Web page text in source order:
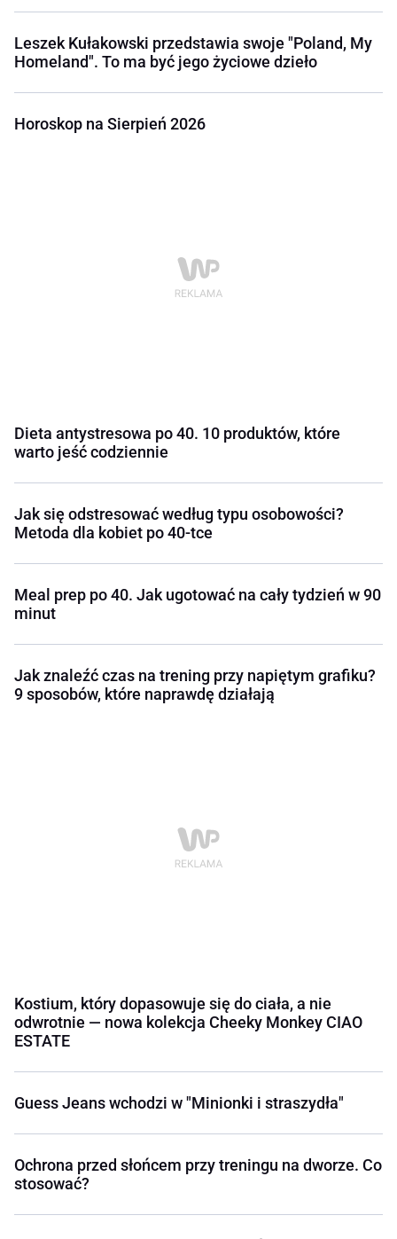
Leszek Kułakowski przedstawia swoje "Poland, My
Homeland". To ma być jego życiowe dzieło
Horoskop na Sierpień 2026
Dieta antystresowa po 40. 10 produktów, które
warto jeść codziennie
Jak się odstresować według typu osobowości?
Metoda dla kobiet po 40-tce
Meal prep po 40. Jak ugotować na cały tydzień w 90
minut
Jak znaleźć czas na trening przy napiętym grafiku?
9 sposobów, które naprawdę działają
Kostium, który dopasowuje się do ciała, a nie
odwrotnie — nowa kolekcja Cheeky Monkey CIAO
ESTATE
Guess Jeans wchodzi w "Minionki i straszydła"
Ochrona przed słońcem przy treningu na dworze. Co
stosować?